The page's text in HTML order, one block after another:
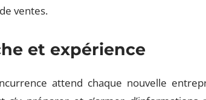
ventes.
et expérience
attend chaque nouvelle